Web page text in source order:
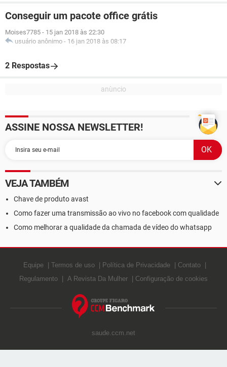
Conseguir um pacote office grátis
Moises7785 - 15 jan 2018 às 22:30
usuário anônimo - 16 jan 2018 às 08:17
2 Respostas
ASSINE NOSSA NEWSLETTER!
VEJA TAMBÉM
Chave de produto avast
Como fazer uma transmissão ao vivo no facebook com qualidade
Como melhorar a qualidade da chamada de vídeo do whatsapp
Equipe Termos de uso Política de Privacidade
Contato
Regulamento
A Revista Da Mulher Configuração de cookies
saude.ccm.net